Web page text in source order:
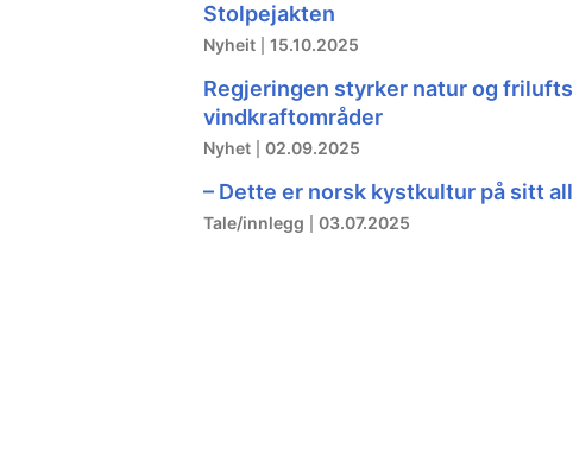
Stolpejakten
Nyheit 15.10.2025
Regjeringen styrker natur og
vindkraftområder
Nyhet 02.09.2025
– Dette er norsk kystkultur på sitt
Tale/innlegg 03.07.2025